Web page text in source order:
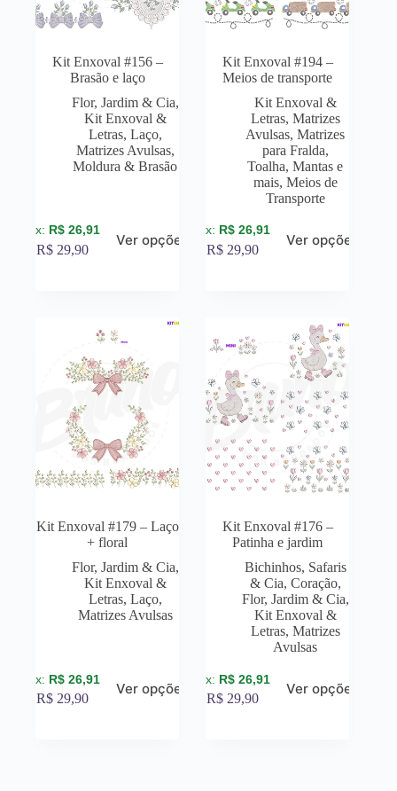
Kit Enxoval #156 –
Brasão e laço
Flor, Jardim & Cia,
Kit Enxoval &
Letras, Laço,
Matrizes Avulsas,
Moldura & Brasão
R$ 26,91
R$ 29,90
Ver opções
Kit Enxoval #194 –
Meios de transporte
Kit Enxoval &
Letras, Matrizes
Avulsas,Matrizes
para Fralda,
Toalha, Mantas e
mais, Meios de
Transporte
R$ 26,91
R$ 29,90
Ver opções
Kit Enxoval #179 – Laço
+ floral
Flor, Jardim & Cia,
Kit Enxoval &
Letras, Laço,
Matrizes Avulsas
R$ 26,91
R$ 29,90
Ver opções
Kit Enxoval #176 –
Patinha e jardim
Bichinhos, Safaris
& Cia, Coração,
Flor, Jardim & Cia,
Kit Enxoval &
Letras, Matrizes
Avulsas
R$ 26,91
R$ 29,90
Ver opções